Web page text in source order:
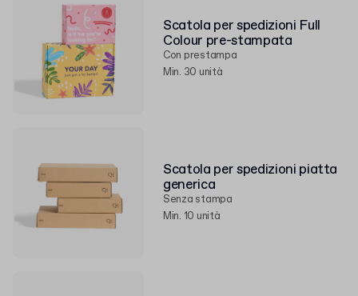
Scatola per spedizioni Full
Colour pre-stampata
Con prestampa
Min. 30 unità
Scatola per spedizioni piatta
generica
Senza stampa
Min. 10 unità